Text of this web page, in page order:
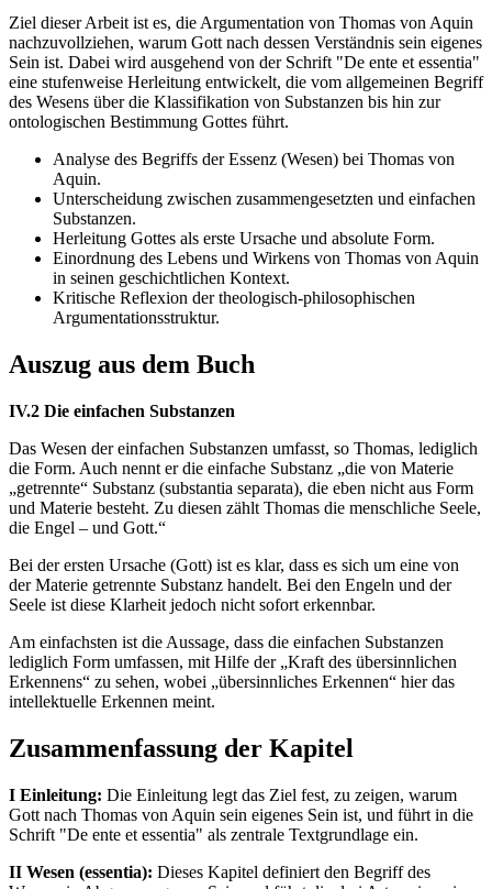
Ziel dieser Arbeit ist es, die Argumentation von Thomas von Aquin
nachzuvollziehen, warum Gott nach dessen Verständnis sein eigenes
Sein ist. Dabei wird ausgehend von der Schrift "De ente et essentia"
eine stufenweise Herleitung entwickelt, die vom allgemeinen Begriff
des Wesens über die Klassifikation von Substanzen bis hin zur
ontologischen Bestimmung Gottes führt.
Analyse des Begriffs der Essenz (Wesen) bei Thomas von
Aquin.
Unterscheidung zwischen zusammengesetzten und einfachen
Substanzen.
Herleitung Gottes als erste Ursache und absolute Form.
Einordnung des Lebens und Wirkens von Thomas von Aquin
in seinen geschichtlichen Kontext.
Kritische Reflexion der theologisch-philosophischen
Argumentationsstruktur.
Auszug aus dem Buch
IV.2 Die einfachen Substanzen
Das Wesen der einfachen Substanzen umfasst, so Thomas, lediglich
die Form. Auch nennt er die einfache Substanz „die von Materie
„getrennte“ Substanz (substantia separata), die eben nicht aus Form
und Materie besteht. Zu diesen zählt Thomas die menschliche Seele,
die Engel – und Gott.“
Bei der ersten Ursache (Gott) ist es klar, dass es sich um eine von
der Materie getrennte Substanz handelt. Bei den Engeln und der
Seele ist diese Klarheit jedoch nicht sofort erkennbar.
Am einfachsten ist die Aussage, dass die einfachen Substanzen
lediglich Form umfassen, mit Hilfe der „Kraft des übersinnlichen
Erkennens“ zu sehen, wobei „übersinnliches Erkennen“ hier das
intellektuelle Erkennen meint.
Zusammenfassung der Kapitel
I Einleitung: Die Einleitung legt das Ziel fest, zu zeigen, warum
Gott nach Thomas von Aquin sein eigenes Sein ist, und führt in die
Schrift "De ente et essentia" als zentrale Textgrundlage ein.
II Wesen (essentia): Dieses Kapitel definiert den Begriff des